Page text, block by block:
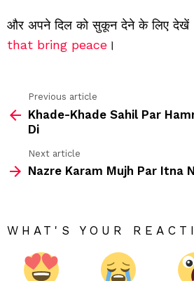
और अपने दिल को सुकून देने के लिए देखें
that bring peace ।
more
Previous article
Khade-Khade Sahil Par
Di
Next article
Nazre Karam Mujh Par Itna
WHAT'S YOUR